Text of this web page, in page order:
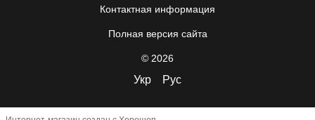
Контактная информация
Полная версия сайта
© 2026
Укр Рус